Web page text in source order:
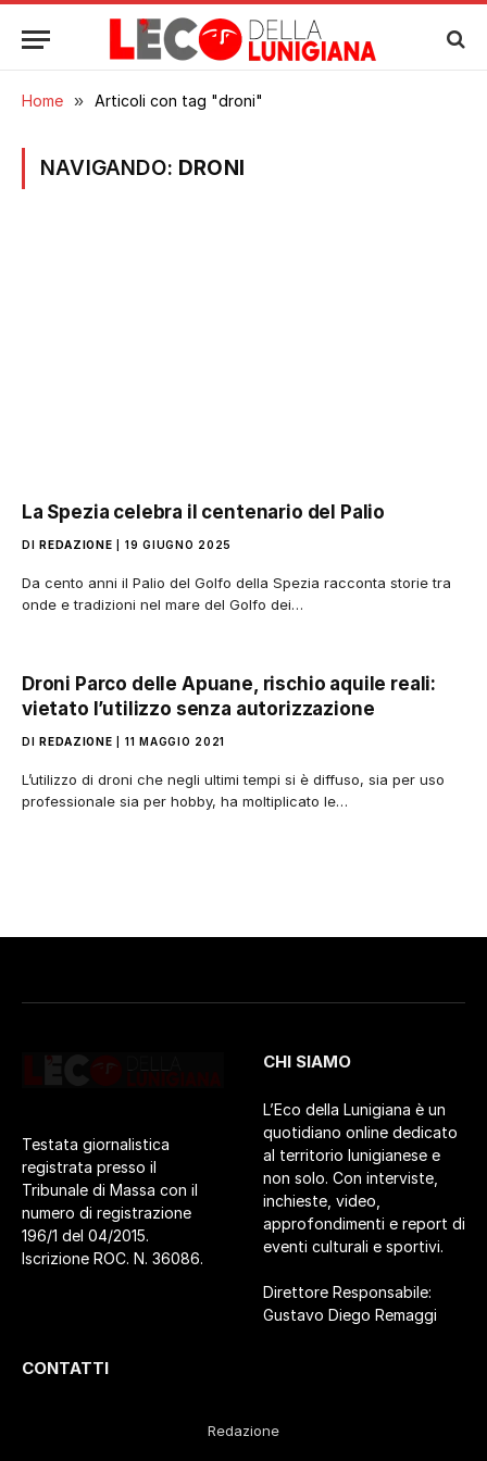
Home » Articoli con tag "droni"
NAVIGANDO: DRONI
La Spezia celebra il centenario del Palio
DI REDAZIONE 19 GIUGNO 2025
Da cento anni il Palio del Golfo della Spezia racconta storie tra
onde e tradizioni nel mare del Golfo dei…
Droni Parco delle Apuane, rischio aquile reali:
vietato l’utilizzo senza autorizzazione
DI REDAZIONE 11 MAGGIO 2021
L’utilizzo di droni che negli ultimi tempi si è diffuso, sia per uso
professionale sia per hobby, ha moltiplicato le…
Testata giornalistica
registrata presso il
Tribunale di Massa con il
numero di registrazione
196/1 del 04/2015.
Iscrizione ROC. N. 36086.
CHI SIAMO
L’Eco della Lunigiana è un
quotidiano online dedicato
al territorio lunigianese e
non solo. Con interviste,
inchieste, video,
approfondimenti e report di
eventi culturali e sportivi.
Direttore Responsabile:
Gustavo Diego Remaggi
CONTATTI
Redazione